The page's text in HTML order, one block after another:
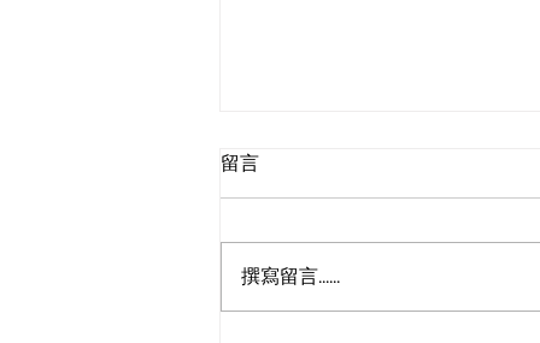
⚡區快充頭份站點+1
留言
撰寫留言......